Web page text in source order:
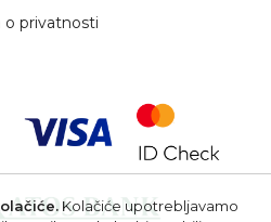
o privatnosti
Kolačiće upotrebljavamo